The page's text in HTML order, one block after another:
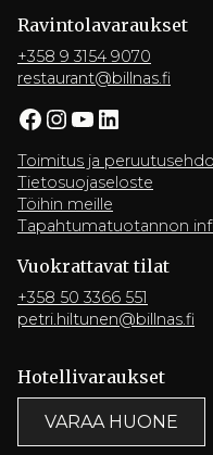
Ravintola­varaukset
+358 9 3154 9070
restaurant@billnas.fi
Facebook InstagramYouTube LinkedIn
Toimitus ja
Tietosuojaseloste
Töihin meille
Tapahtumatuotannon
Vuokrattavat tilat
+358 50 3366 551
petri.hiltunen@billnas.fi
Hotelli­varaukset
VARAA HUONE